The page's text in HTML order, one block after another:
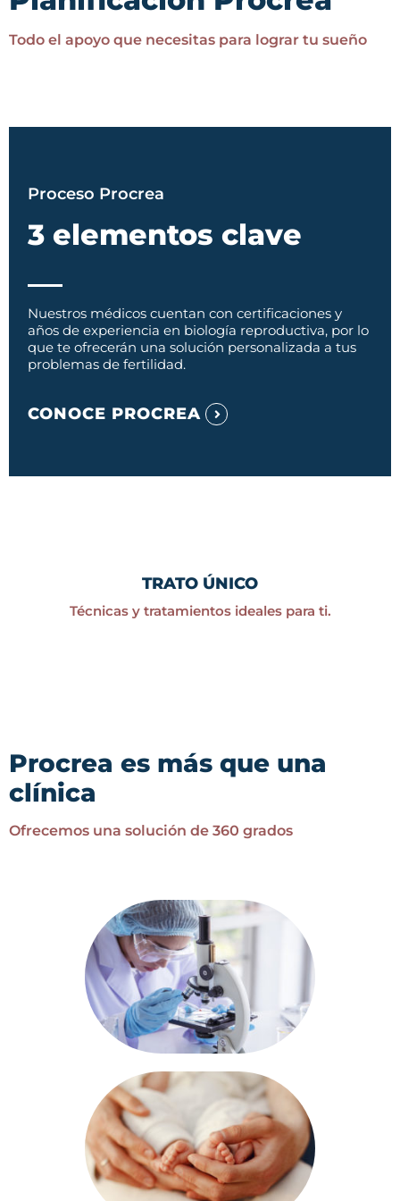
listos para ayudarte
Todo el apoyo que necesitas para lograr tu sueño
Proceso Procrea
3 elementos clave
Nuestros médicos cuentan con certificaciones y
años de experiencia en biología reproductiva, por lo
que te ofrecerán una solución personalizada a tus
problemas de fertilidad.
CONOCE PROCREA
TRATO ÚNICO
Técnicas y tratamientos ideales para ti.
Procrea es más que una
clínica
Ofrecemos una solución de 360 grados